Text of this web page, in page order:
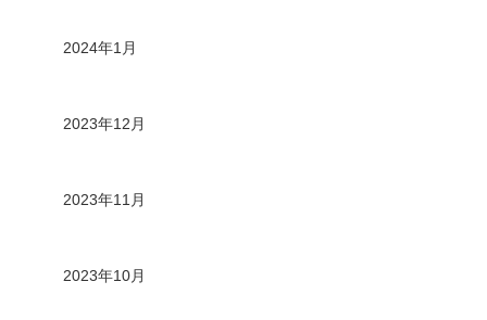
2024年1月
2023年12月
2023年11月
2023年10月